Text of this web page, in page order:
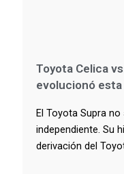
Toyota Celica
evolucionó
El Toyota Supra
independiente. Su
derivación del